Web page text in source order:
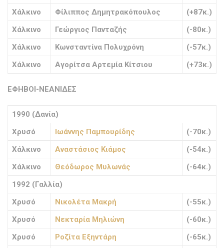
Χάλκινο
Φίλιππος Δημητρακόπουλος
(+87κ.)
Χάλκινο
Γεώργιος Πανταζής
(-80κ.)
Χάλκινο
Κωνσταντίνα Πολυχρόνη
(-57κ.)
Χάλκινο
Αγορίτσα Αρτεμία Κίτσιου (+73κ.)
ΕΦΗΒΟΙ-ΝΕΑΝΙΔΕΣ
1990 (Δανία)
Χρυσό
Ιωάννης Παμπουρίδης
(-70κ.)
Χάλκινο
Αναστάσιος Κιάμος
(-54κ.)
Χάλκινο
Θεόδωρος Μυλωνάς
(-64κ.)
1992 (Γαλλία)
Χρυσό
Νικολέτα Μακρή
(-55κ.)
Χρυσό
Νεκταρία Μηλιώνη
(-60κ.)
Χρυσό
Ροζίτα Εξηντάρη
(-65κ.)